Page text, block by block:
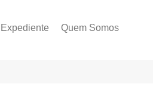
Expediente Quem Somos